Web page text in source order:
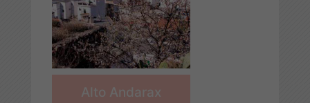
Alto Andarax